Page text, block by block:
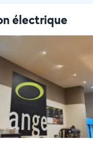
électrique